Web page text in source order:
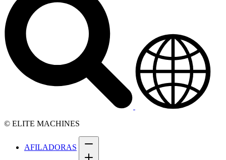
© ELITE MACHINES
AFILADORAS